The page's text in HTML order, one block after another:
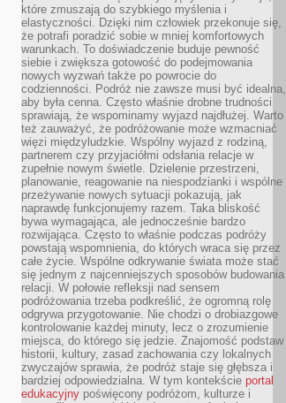
które zmuszają do szybkiego myślenia i
elastyczności. Dzięki nim człowiek przekonuje się,
że potrafi poradzić sobie w mniej komfortowych
warunkach. To doświadczenie buduje pewność
siebie i zwiększa gotowość do podejmowania
nowych wyzwań także po powrocie do
codzienności. Podróż nie zawsze musi być idealna,
aby była cenna. Często właśnie drobne trudności
sprawiają, że wspominamy wyjazd najdłużej. Warto
też zauważyć, że podróżowanie może wzmacniać
więzi międzyludzkie. Wspólny wyjazd z rodziną,
partnerem czy przyjaciółmi odsłania relacje w
zupełnie nowym świetle. Dzielenie przestrzeni,
planowanie, reagowanie na niespodzianki i wspólne
przeżywanie nowych sytuacji pokazują, jak
naprawdę funkcjonujemy razem. Taka bliskość
bywa wymagająca, ale jednocześnie bardzo
rozwijająca. Często to właśnie podczas podróży
powstają wspomnienia, do których wraca się przez
całe życie. Wspólne odkrywanie świata może stać
się jednym z najcenniejszych sposobów budowania
relacji. W połowie refleksji nad sensem
podróżowania trzeba podkreślić, że ogromną rolę
odgrywa przygotowanie. Nie chodzi o drobiazgowe
kontrolowanie każdej minuty, lecz o zrozumienie
miejsca, do którego się jedzie. Znajomość podstaw
historii, kultury, zasad zachowania czy lokalnych
zwyczajów sprawia, że podróż staje się głębsza i
bardziej odpowiedzialna. W tym kontekście portal
edukacyjny poświęcony podróżom, kulturze i